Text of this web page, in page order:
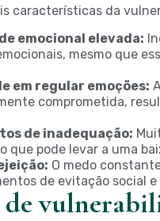
características da
emocional elevada:
mesmo que
em regular emoções:
comprometida,
de inadequação:
que pode levar a uma
O medo
de evitação social e